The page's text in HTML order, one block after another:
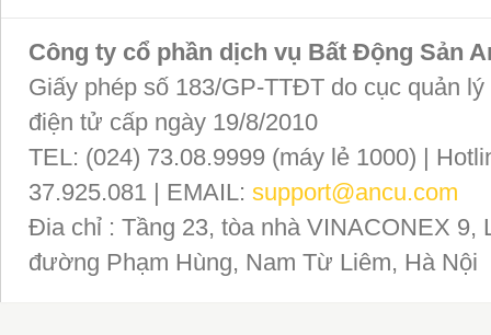
Công ty cổ phần dịch vụ Bất Động Sản
Giấy phép số 183/GP-TTĐT do cục quản
điện tử cấp ngày 19/8/2010
TEL: (024) 73.08.9999 (máy lẻ 1000) |
37.925.081 | EMAIL: support@ancu.com
Đia chỉ : Tầng 23, tòa nhà VINACONEX 9,
đường Phạm Hùng, Nam Từ Liêm, Hà Nội